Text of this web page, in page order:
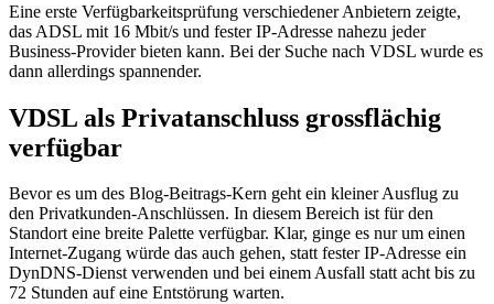
Eine erste Verfügbarkeitsprüfung verschiedener Anbietern zeigte,
das ADSL mit 16 Mbit/s und fester IP-Adresse nahezu jeder
Business-Provider bieten kann. Bei der Suche nach VDSL wurde es
dann allerdings spannender.
VDSL als Privatanschluss grossflächig
verfügbar
Bevor es um des Blog-Beitrags-Kern geht ein kleiner Ausflug zu
den Privatkunden-Anschlüssen. In diesem Bereich ist für den
Standort eine breite Palette verfügbar. Klar, ginge es nur um einen
Internet-Zugang würde das auch gehen, statt fester IP-Adresse ein
DynDNS-Dienst verwenden und bei einem Ausfall statt acht bis zu
72 Stunden auf eine Entstörung warten.